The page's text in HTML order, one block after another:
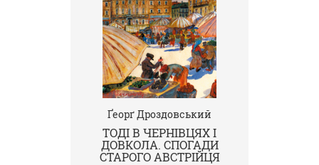
Ґеорґ Дроздовський
ТОДІ В ЧЕРНІВЦЯХ І
ДОВКОЛА. СПОГАДИ
СТАРОГО АВСТРІЙЦЯ